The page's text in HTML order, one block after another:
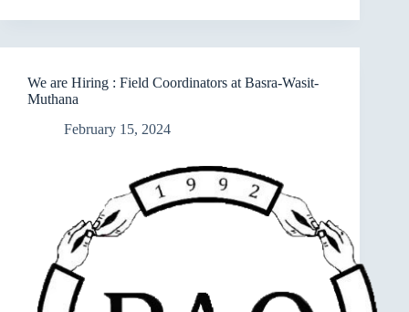
We are Hiring : Field Coordinators at Basra-Wasit-
Muthana
February 15, 2024